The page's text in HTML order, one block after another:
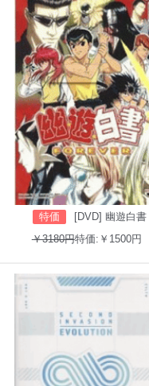
特価
[DVD] 幽遊白書
￥3180円特価:￥1500円